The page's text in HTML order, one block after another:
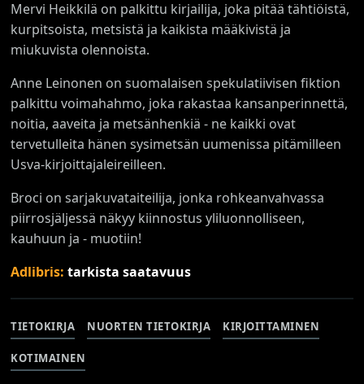
Mervi Heikkilä on palkittu kirjailija, joka pitää tähtiöistä,
kurpitsoista, metsistä ja kaikista määkivistä ja
miukuvista olennoista.
Anne Leinonen on suomalaisen spekulatiivisen fiktion
palkittu voimahahmo, joka rakastaa kansanperinnettä,
noitia, aaveita ja metsänhenkiä - ne kaikki ovat
tervetulleita hänen sysimetsän uumenissa pitämilleen
Usva-kirjoittajaleireilleen.
Broci on sarjakuvataiteilija, jonka rohkeanvahvassa
piirrosjäljessä näkyy kiinnostus yliluonnolliseen,
kauhuun ja - muotiin!
Adlibris:tarkista saatavuus
TIETOKIRJA NUORTEN TIETOKIRJA KIRJOITTAMINEN
KOTIMAINEN